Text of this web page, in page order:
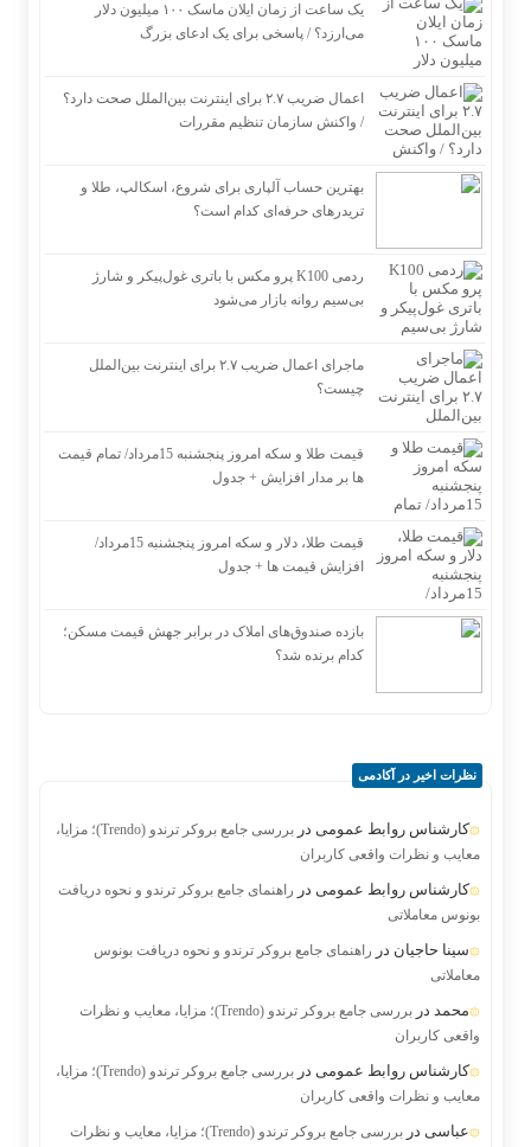
یک ساعت از زمان ایلان ماسک ۱۰۰ میلیون دلار
می‌ارزد؟ / پاسخی برای یک ادعای بزرگ
اعمال ضریب ۲.۷ برای اینترنت بین‌الملل صحت دارد؟
/ واکنش سازمان تنظیم مقررات
بهترین حساب آلپاری برای شروع، اسکالپ، طلا و
تریدرهای حرفه‌ای کدام است؟
ردمی K100 پرو مکس با باتری غول‌پیکر و شارژ
بی‌سیم روانه بازار می‌شود
ماجرای اعمال ضریب ۲.۷ برای اینترنت بین‌الملل
چیست؟
قیمت طلا و سکه امروز پنجشنبه 15مرداد/ تمام قیمت
ها بر مدار افزایش + جدول
قیمت طلا، دلار و سکه امروز پنجشنبه 15مرداد/
افزایش قیمت ها + جدول
بازده صندوق‌های املاک در برابر جهش قیمت مسکن؛
کدام برنده شد؟
نظرات اخیر در آکادمی
کارشناس روابط عمومی در
بررسی جامع بروکر ترندو (Trendo)؛ مزایا،
معایب و نظرات واقعی کاربران
کارشناس روابط عمومی در راهنمای جامع بروکر ترندو و نحوه دریافت
بونوس معاملاتی
سینا حاجیان در راهنمای جامع بروکر ترندو و نحوه دریافت بونوس
معاملاتی
محمد در
بررسی جامع بروکر ترندو (Trendo)؛ مزایا، معایب و نظرات
واقعی کاربران
کارشناس روابط عمومی در
بررسی جامع بروکر ترندو (Trendo)؛ مزایا،
معایب و نظرات واقعی کاربران
عباسی در
بررسی جامع بروکر ترندو (Trendo)؛ مزایا، معایب و نظرات